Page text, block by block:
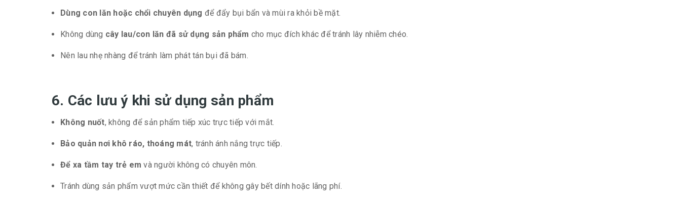
Dùng con lăn hoặc chổi chuyên dụng để đẩy bụi bẩn và mùi ra khỏi bề mặt.
Không dùng cây lau/con lăn đã sử dụng sản phẩm cho mục đích khác để tránh lây nhiễm chéo.
Nên lau nhẹ nhàng để tránh làm phát tán bụi đã bám.
6. Các lưu ý khi sử dụng sản phẩm
Không nuốt, không để sản phẩm tiếp xúc trực tiếp với mắt.
Bảo quản nơi khô ráo, thoáng mát, tránh ánh nắng trực tiếp.
Để xa tầm tay trẻ em và người không có chuyên môn.
Tránh dùng sản phẩm vượt mức cần thiết để không gây bết dính hoặc lãng phí.